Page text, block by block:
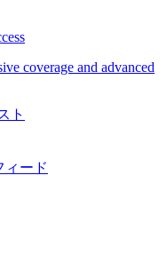
coverage and advanced
ト
ィード